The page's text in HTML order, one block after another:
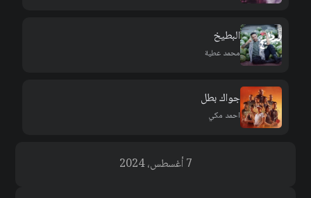
البطيخ
محمد عطية
جواك بطل
احمد مكي
7 أغسطس، 2024